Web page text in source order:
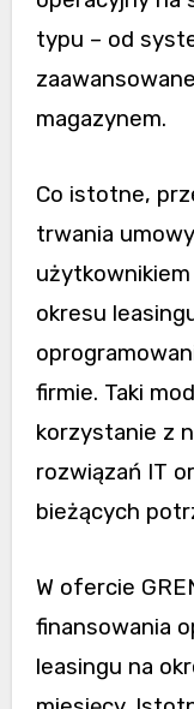
typu – od
magazynem.
Co istotne,
trwania
okresu
firmie. Taki
korzystanie z
rozwiązań IT
bieżących
W ofercie
finansowania
leasingu na